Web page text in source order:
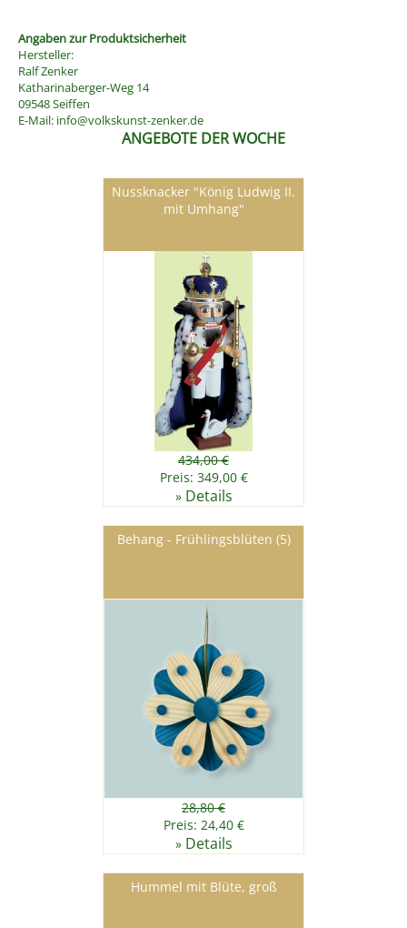
Angaben zur Produktsicherheit
Hersteller:
Ralf Zenker
Katharinaberger-Weg 14
09548 Seiffen
E-Mail: info@volkskunst-zenker.de
ANGEBOTE DER WOCHE
Nussknacker "König Ludwig II.
mit Umhang"
434,00 €
Preis: 349,00 €
» Details
Behang - Frühlingsblüten (5)
28,80 €
Preis: 24,40 €
» Details
Hummel mit Blüte, groß